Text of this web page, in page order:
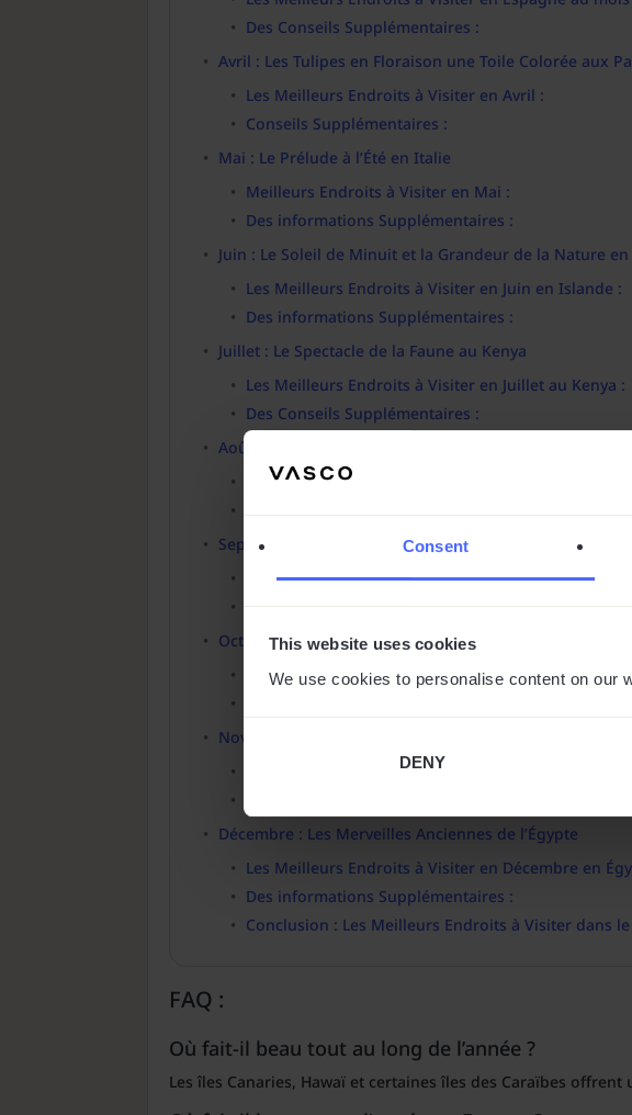
Consent
This website uses cookies
We use cookies to personalise content on our
DENY
Des Conseils Supplémentaires :
Avril : Les Tulipes en Floraison une Toile Colorée aux
Les Meilleurs Endroits à Visiter en Avril :
Conseils Supplémentaires :
Mai : Le Prélude à l’Été en Italie
Meilleurs Endroits à Visiter en Mai :
Des informations Supplémentaires :
Juin : Le Soleil de Minuit et la Grandeur de la Nature
Les Meilleurs Endroits à Visiter en Juin en Islande :
Des informations Supplémentaires :
Juillet : Le Spectacle de la Faune au Kenya
Les Meilleurs Endroits à Visiter en Juillet au Kenya :
Des Conseils Supplémentaires :
Août : Un Chemin à Travers le Temps au Pérou
Les Meilleurs Endroits à Visiter en Août :
Septembre : Un Séjour en Septembre en Grèce
Les Meilleurs Endroits à Visiter en Septembre :
Octobre : Une Mosaïque Culturelle en Thaïlande
Les Meilleurs Endroits à Visiter en Octobre en
Novembre : Un Regard sur l’Âme de Cuba
Les Meilleurs Endroits à Visiter en Novembre à Cuba
Décembre : Les Merveilles Anciennes de l’Égypte
Les Meilleurs Endroits à Visiter en Décembre en
Des informations Supplémentaires :
Conclusion : Les Meilleurs Endroits à Visiter dans
FAQ :
Où fait-il beau tout au long de l’année ?
Les îles Canaries, Hawaï et certaines îles des Caraïbes